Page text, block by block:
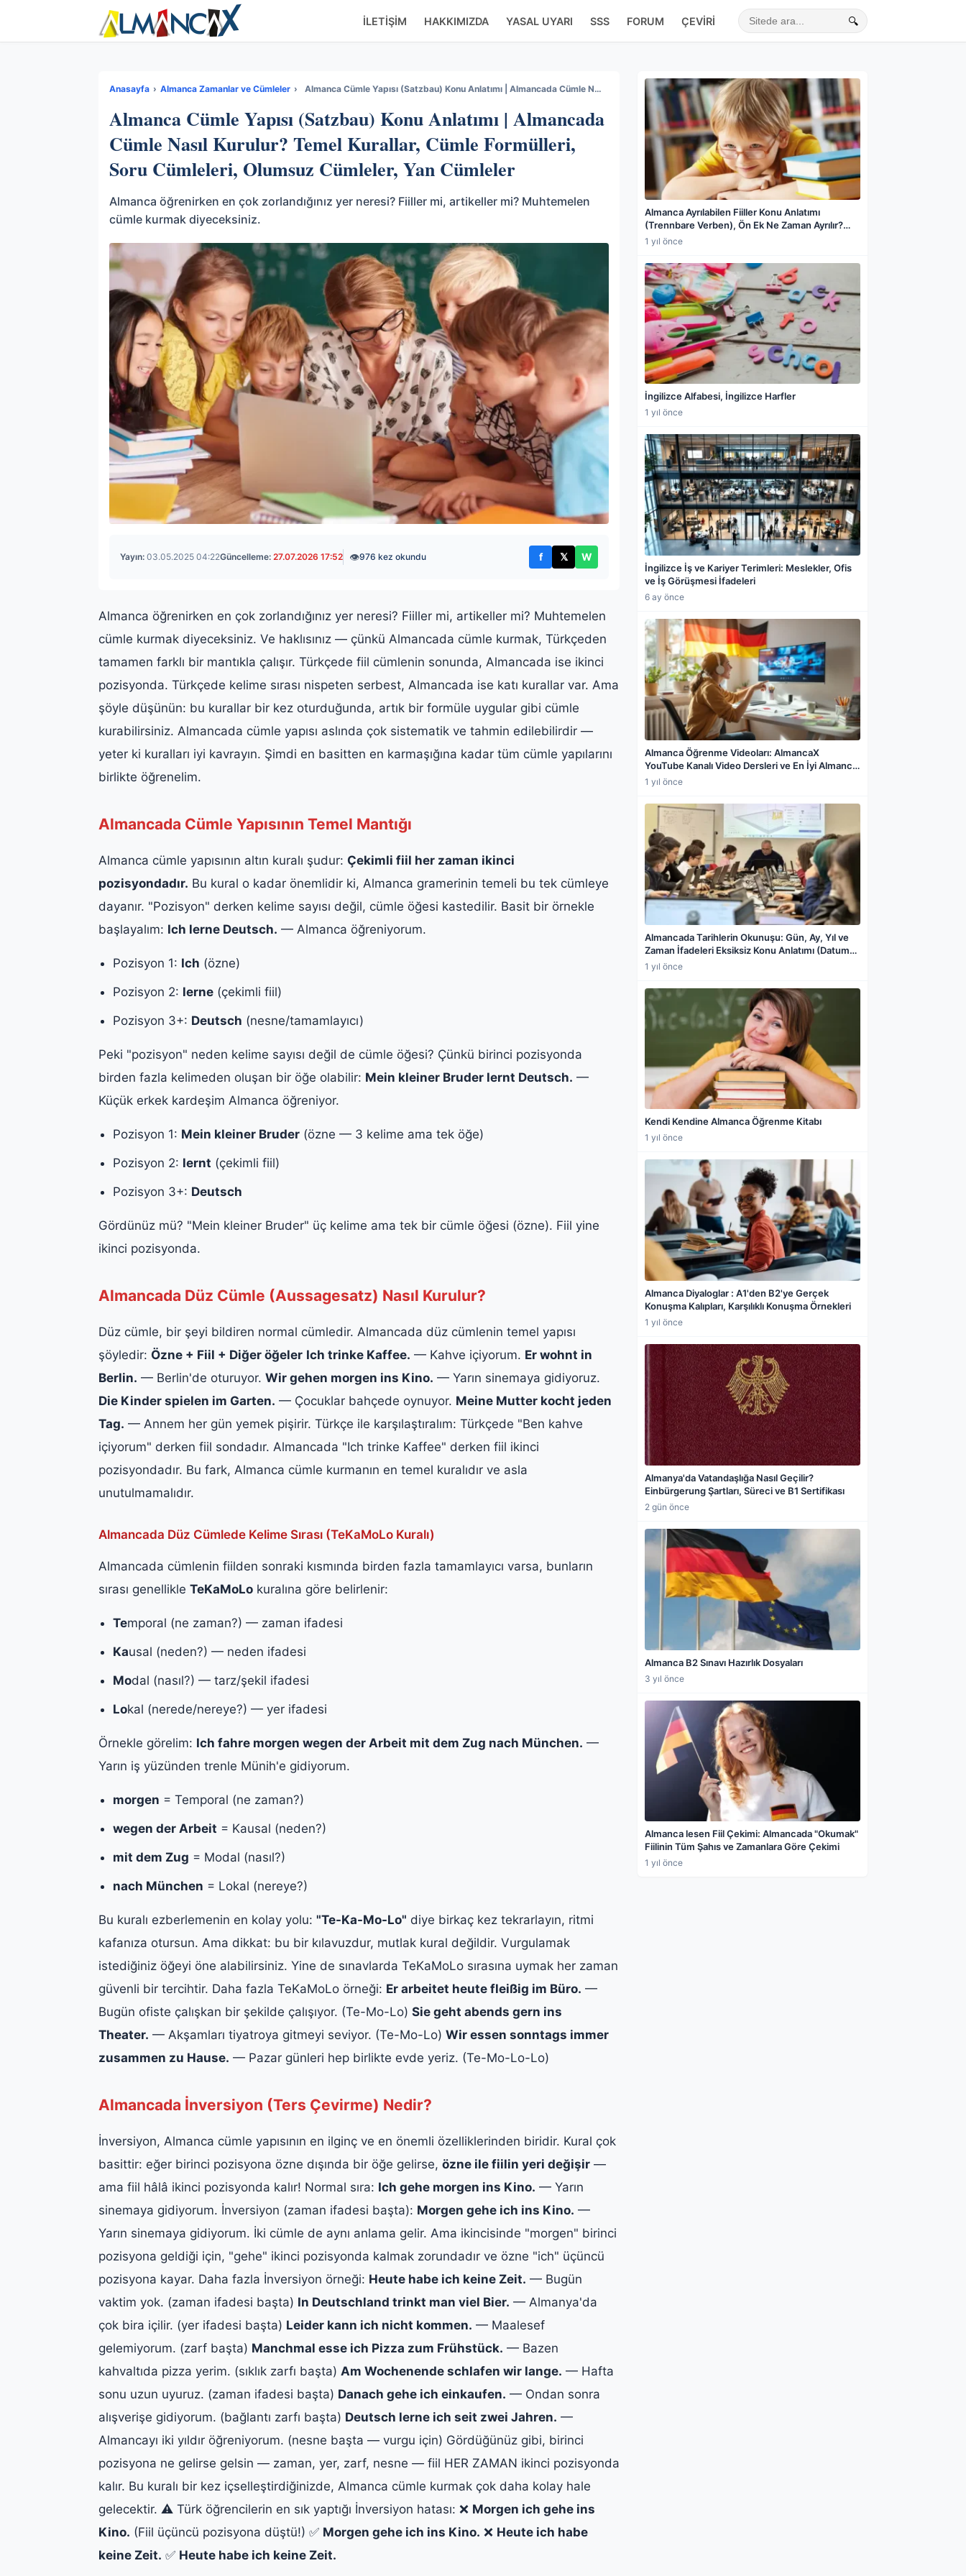
İLETIŞIM HAKKIMIZDA YASAL UYARI SSS FORUM ÇEVIRI
Sitede ara
🔍
Anasayfa › Almanca Zamanlar ve Cümleler › Almanca Cümle Yapısı (Satzbau) Konu Anlatımı | Almancada Cümle Nasıl Kurulur? Temel Kurallar, Cümle Formülleri, Soru Cümleleri, Olumsuz Cümleler, Yan Cümleler
Almanca Cümle Yapısı (Satzbau) Konu Anlatımı | Almancada
Cümle Nasıl Kurulur? Temel Kurallar, Cümle Formülleri,
Soru Cümleleri, Olumsuz Cümleler, Yan Cümleler
Almanca öğrenirken en çok zorlandığınız yer neresi? Fiiller mi, artikeller mi? Muhtemelen
cümle kurmak diyeceksiniz.
Yayın: 03.05.2025 04:22Güncelleme: 27.07.2026 17:52 👁976 kez okundu
Facebook'ta paylaş
f
X'te paylaş
𝕏
WhatsApp'ta paylaş
W
Almanca öğrenirken en çok zorlandığınız yer neresi? Fiiller mi, artikeller mi? Muhtemelen
cümle kurmak diyeceksiniz. Ve haklısınız — çünkü Almancada cümle kurmak, Türkçeden
tamamen farklı bir mantıkla çalışır. Türkçede fiil cümlenin sonunda, Almancada ise ikinci
pozisyonda. Türkçede kelime sırası nispeten serbest, Almancada ise katı kurallar var. Ama
şöyle düşünün: bu kurallar bir kez oturduğunda, artık bir formüle uygular gibi cümle
kurabilirsiniz. Almancada cümle yapısı aslında çok sistematik ve tahmin edilebilirdir —
yeter ki kuralları iyi kavrayın. Şimdi en basitten en karmaşığına kadar tüm cümle yapılarını
birlikte öğrenelim.
Almancada Cümle Yapısının Temel Mantığı
Almanca cümle yapısının altın kuralı şudur: Çekimli fiil her zaman ikinci
pozisyondadır. Bu kural o kadar önemlidir ki, Almanca gramerinin temeli bu tek cümleye
dayanır. "Pozisyon" derken kelime sayısı değil, cümle öğesi kastedilir. Basit bir örnekle
başlayalım: Ich lerne Deutsch. — Almanca öğreniyorum.
Pozisyon 1: Ich (özne)
Pozisyon 2: lerne (çekimli fiil)
Pozisyon 3+: Deutsch (nesne/tamamlayıcı)
Peki "pozisyon" neden kelime sayısı değil de cümle öğesi? Çünkü birinci pozisyonda
birden fazla kelimeden oluşan bir öğe olabilir: Mein kleiner Bruder lernt Deutsch. —
Küçük erkek kardeşim Almanca öğreniyor.
Pozisyon 1: Mein kleiner Bruder (özne — 3 kelime ama tek öğe)
Pozisyon 2: lernt (çekimli fiil)
Pozisyon 3+: Deutsch
Gördünüz mü? "Mein kleiner Bruder" üç kelime ama tek bir cümle öğesi (özne). Fiil yine
ikinci pozisyonda.
Almancada Düz Cümle (Aussagesatz) Nasıl Kurulur?
Düz cümle, bir şeyi bildiren normal cümledir. Almancada düz cümlenin temel yapısı
şöyledir: Özne + Fiil + Diğer öğeler Ich trinke Kaffee. — Kahve içiyorum. Er wohnt in
Berlin. — Berlin'de oturuyor. Wir gehen morgen ins Kino. — Yarın sinemaya gidiyoruz.
Die Kinder spielen im Garten. — Çocuklar bahçede oynuyor. Meine Mutter kocht jeden
Tag. — Annem her gün yemek pişirir. Türkçe ile karşılaştıralım: Türkçede "Ben kahve
içiyorum" derken fiil sondadır. Almancada "Ich trinke Kaffee" derken fiil ikinci
pozisyondadır. Bu fark, Almanca cümle kurmanın en temel kuralıdır ve asla
unutulmamalıdır.
Almancada Düz Cümlede Kelime Sırası (TeKaMoLo Kuralı)
Almancada cümlenin fiilden sonraki kısmında birden fazla tamamlayıcı varsa, bunların
sırası genellikle TeKaMoLo kuralına göre belirlenir:
Temporal (ne zaman?) — zaman ifadesi
Kausal (neden?) — neden ifadesi
Modal (nasıl?) — tarz/şekil ifadesi
Lokal (nerede/nereye?) — yer ifadesi
Örnekle görelim: Ich fahre morgen wegen der Arbeit mit dem Zug nach München. —
Yarın iş yüzünden trenle Münih'e gidiyorum.
morgen = Temporal (ne zaman?)
wegen der Arbeit = Kausal (neden?)
mit dem Zug = Modal (nasıl?)
nach München = Lokal (nereye?)
Bu kuralı ezberlemenin en kolay yolu: "Te-Ka-Mo-Lo" diye birkaç kez tekrarlayın, ritmi
kafanıza otursun. Ama dikkat: bu bir kılavuzdur, mutlak kural değildir. Vurgulamak
istediğiniz öğeyi öne alabilirsiniz. Yine de sınavlarda TeKaMoLo sırasına uymak her zaman
güvenli bir tercihtir. Daha fazla TeKaMoLo örneği: Er arbeitet heute fleißig im Büro. —
Bugün ofiste çalışkan bir şekilde çalışıyor. (Te-Mo-Lo) Sie geht abends gern ins
Theater. — Akşamları tiyatroya gitmeyi seviyor. (Te-Mo-Lo) Wir essen sonntags immer
zusammen zu Hause. — Pazar günleri hep birlikte evde yeriz. (Te-Mo-Lo-Lo)
Almancada İnversiyon (Ters Çevirme) Nedir?
İnversiyon, Almanca cümle yapısının en ilginç ve en önemli özelliklerinden biridir. Kural çok
basittir: eğer birinci pozisyona özne dışında bir öğe gelirse, özne ile fiilin yeri değişir —
ama fiil hâlâ ikinci pozisyonda kalır! Normal sıra: Ich gehe morgen ins Kino. — Yarın
sinemaya gidiyorum. İnversiyon (zaman ifadesi başta): Morgen gehe ich ins Kino. —
Yarın sinemaya gidiyorum. İki cümle de aynı anlama gelir. Ama ikincisinde "morgen" birinci
pozisyona geldiği için, "gehe" ikinci pozisyonda kalmak zorundadır ve özne "ich" üçüncü
pozisyona kayar. Daha fazla İnversiyon örneği: Heute habe ich keine Zeit. — Bugün
vaktim yok. (zaman ifadesi başta) In Deutschland trinkt man viel Bier. — Almanya'da
çok bira içilir. (yer ifadesi başta) Leider kann ich nicht kommen. — Maalesef
gelemiyorum. (zarf başta) Manchmal esse ich Pizza zum Frühstück. — Bazen
kahvaltıda pizza yerim. (sıklık zarfı başta) Am Wochenende schlafen wir lange. — Hafta
sonu uzun uyuruz. (zaman ifadesi başta) Danach gehe ich einkaufen. — Ondan sonra
alışverişe gidiyorum. (bağlantı zarfı başta) Deutsch lerne ich seit zwei Jahren. —
Almancayı iki yıldır öğreniyorum. (nesne başta — vurgu için) Gördüğünüz gibi, birinci
pozisyona ne gelirse gelsin — zaman, yer, zarf, nesne — fiil HER ZAMAN ikinci pozisyonda
kalır. Bu kuralı bir kez içselleştirdiğinizde, Almanca cümle kurmak çok daha kolay hale
gelecektir. ⚠️ Türk öğrencilerin en sık yaptığı İnversiyon hatası: ❌ Morgen ich gehe ins
Kino. (Fiil üçüncü pozisyona düştü!) ✅ Morgen gehe ich ins Kino. ❌ Heute ich habe
keine Zeit. ✅ Heute habe ich keine Zeit.
Almanca Ayrılabilen Fiiller Konu Anlatımı
(Trennbare Verben), Ön Ek Ne Zaman Ayrılır?
Ayrılabilen ve Ayrılamayan Fiiller Farkı, an-, auf-,
ve Örnekler
1 yıl önce
İngilizce Alfabesi, İngilizce Harfler
1 yıl önce
İngilizce İş ve Kariyer Terimleri: Meslekler, Ofis
ve İş Görüşmesi İfadeleri
6 ay önce
Almanca Öğrenme Videoları: AlmancaX
YouTube Kanalı Video Dersleri ve En İyi Almanca
Öğretim Kanalları Rehberi
1 yıl önce
Almancada Tarihlerin Okunuşu: Gün, Ay, Yıl ve
Zaman İfadeleri Eksiksiz Konu Anlatımı (Datum
auf Deutsch)
1 yıl önce
Kendi Kendine Almanca Öğrenme Kitabı
1 yıl önce
Almanca Diyaloglar : A1'den B2'ye Gerçek
Konuşma Kalıpları, Karşılıklı Konuşma Örnekleri
1 yıl önce
Almanya'da Vatandaşlığa Nasıl Geçilir?
Einbürgerung Şartları, Süreci ve B1 Sertifikası
2 gün önce
Almanca B2 Sınavı Hazırlık Dosyaları
3 yıl önce
Almanca lesen Fiil Çekimi: Almancada "Okumak"
Fiilinin Tüm Şahıs ve Zamanlara Göre Çekimi
1 yıl önce